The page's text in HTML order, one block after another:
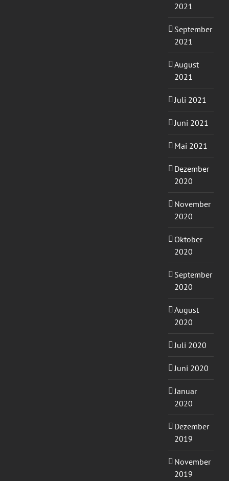
2021
September
2021
August
2021
Juli 2021
Juni 2021
Mai 2021
Dezember
2020
November
2020
Oktober
2020
September
2020
August
2020
Juli 2020
Juni 2020
Januar
2020
Dezember
2019
November
2019